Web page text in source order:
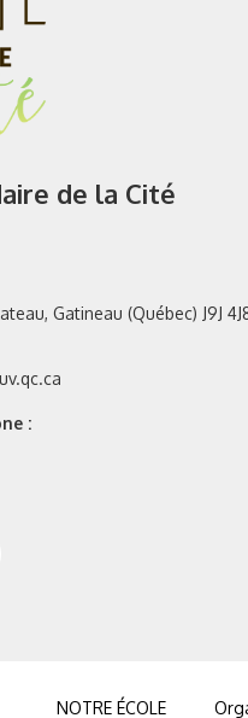
de la Cité
Gatineau (Québec) J9J
:
NOTRE ÉCOLE